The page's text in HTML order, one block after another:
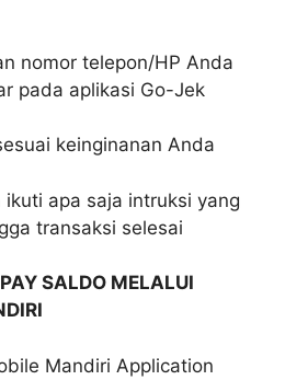
nomor telepon/HP Anda
pada aplikasi Go-Jek
keinginanan Anda
apa saja intruksi yang
transaksi selesai
SALDO MELALUI
Mandiri Application